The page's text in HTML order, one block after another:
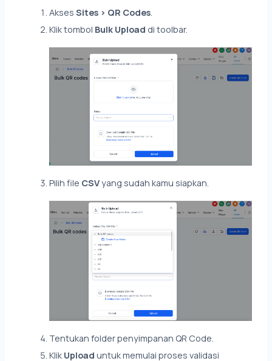
AksesSites > QR Codes.
Klik tombol Bulk Upload di toolbar.
Pilih file CSVyang sudah kamu siapkan.
Tentukan folder penyimpanan QR Code.
Klik Upload untuk memulai proses validasi